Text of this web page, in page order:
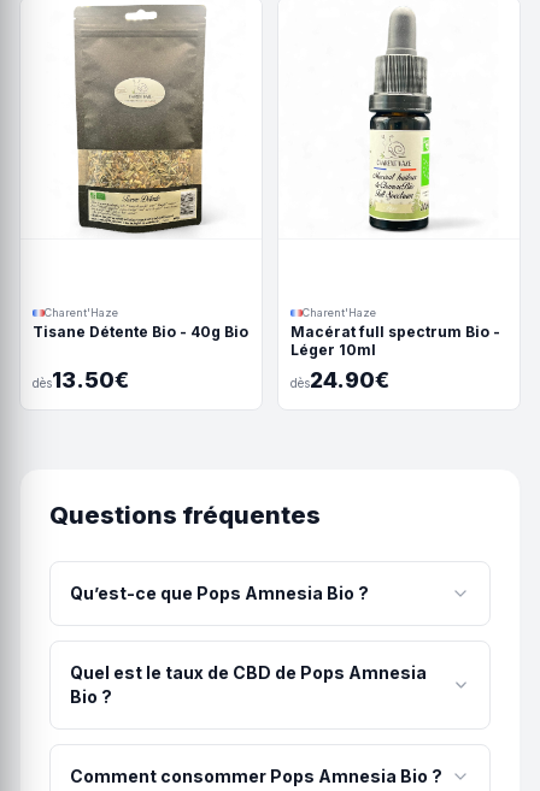
Charent'Haze
Tisane Détente Bio - 40g Bio
dès13.50€
Charent'Haze
Macérat full spectrum Bio -
Léger 10ml
dès24.90€
Questions fréquentes
Qu’est-ce que Pops Amnesia Bio ?
Douce et compacte, Arômes fruités et terreux,
Subtile touche épicée, houblon, romarin,
agrumes, et notes de pin. Nos Pops Amnesia sont
Quel est le taux de CBD de Pops Amnesia
Bio ?
Pops Amnesia Bio contient 7.6% de CBD. Avec un
taux de 7.6%, ce produit convient parfaitement
Comment consommer Pops Amnesia Bio ?